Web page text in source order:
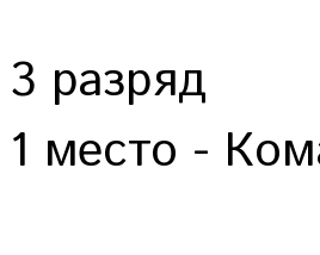
3 разряд
1 место -